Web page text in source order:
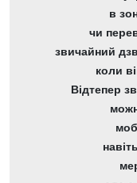
в
чи
звичайний
коли
Відтепер